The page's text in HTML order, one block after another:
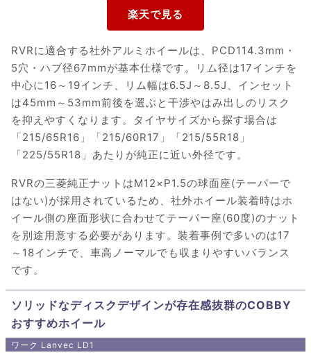
RVRに適合する社外アルミホイールは、PCD114.3mm・
5穴・ハブ径67mmが基本仕様です。リム径は17インチを
中心に16～19インチ、リム幅は6.5J～8.5J、インセット
は45mm～53mm前後を選ぶと干渉やはみ出しのリスク
を抑えやすくなります。タイヤサイズから探す場合は
「215/65R16」「215/60R17」「215/55R18」
「225/55R18」あたりが純正に近い外径です。
RVRの三菱純正ナットはM12×P1.5の球面座(テーパーで
はない)が採用されているため、社外ホイール装着時はホ
イール側の座面形状に合わせてテーパー座(60度)のナット
を別途用意する必要があります。装着事例で多いのは17
～18インチで、車高ノーマルでも収まりやすいバランス
です。
ソリッドなディスクデザインが存在感抜群のCOBBY
おすすめホイール
ワーク Lanvec LD1